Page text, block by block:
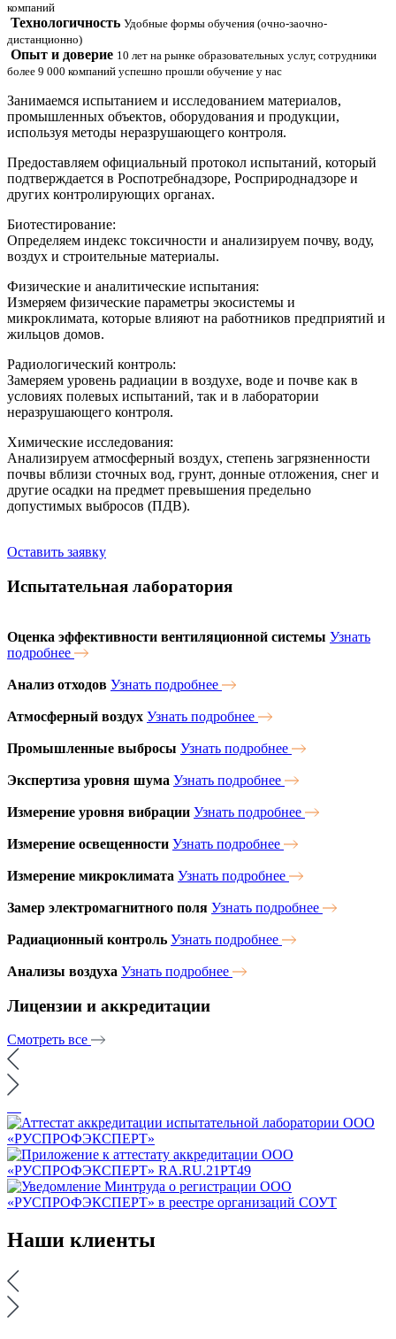
компаний
Технологичность Удобные формы обучения (очно-заочно-
дистанционно)
Опыт и доверие 10 лет на рынке образовательных услуг, сотрудники
более 9 000 компаний успешно прошли обучение у нас
Занимаемся испытанием и исследованием материалов,
промышленных объектов, оборудования и продукции,
используя методы неразрушающего контроля.
Предоставляем официальный протокол испытаний, который
подтверждается в Роспотребнадзоре, Росприроднадзоре и
других контролирующих органах.
Биотестирование:
Определяем индекс токсичности и анализируем почву, воду,
воздух и строительные материалы.
Физические и аналитические испытания:
Измеряем физические параметры экосистемы и
микроклимата, которые влияют на работников предприятий и
жильцов домов.
Радиологический контроль:
Замеряем уровень радиации в воздухе, воде и почве как в
условиях полевых испытаний, так и в лаборатории
неразрушающего контроля.
Химические исследования:
Анализируем атмосферный воздух, степень загрязненности
почвы вблизи сточных вод, грунт, донные отложения, снег и
другие осадки на предмет превышения предельно
допустимых выбросов (ПДВ).
Оставить заявку
Испытательная лаборатория
Оценка эффективности вентиляционной системы Узнать
подробнее
Анализ отходов Узнать подробнее
Атмосферный воздух Узнать подробнее
Промышленные выбросы Узнать подробнее
Экспертиза уровня шума Узнать подробнее
Измерение уровня вибрации Узнать подробнее
Измерение освещенности Узнать подробнее
Измерение микроклимата Узнать подробнее
Замер электромагнитного поля Узнать подробнее
Радиационный контроль Узнать подробнее
Анализы воздуха Узнать подробнее
Лицензии и аккредитации
Смотреть все
Наши клиенты